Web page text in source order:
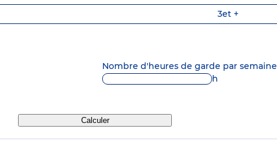
3et +
Nombre d'heures de garde par semaine
h
Calculer